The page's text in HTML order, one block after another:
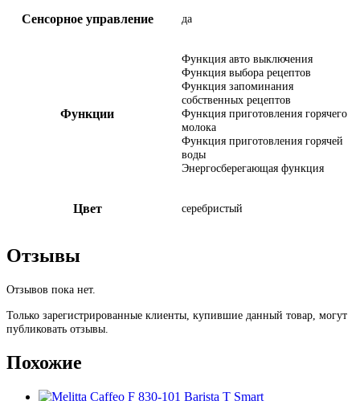
Сенсорное управление да
Функции
Функция авто выключения
Функция выбора рецептов
Функция запоминания
собственных рецептов
Функция приготовления горячего
молока
Функция приготовления горячей
воды
Энергосберегающая функция
Цвет серебристый
Отзывы
Отзывов пока нет.
Только зарегистрированные клиенты, купившие данный товар, могут
публиковать отзывы.
Похожие